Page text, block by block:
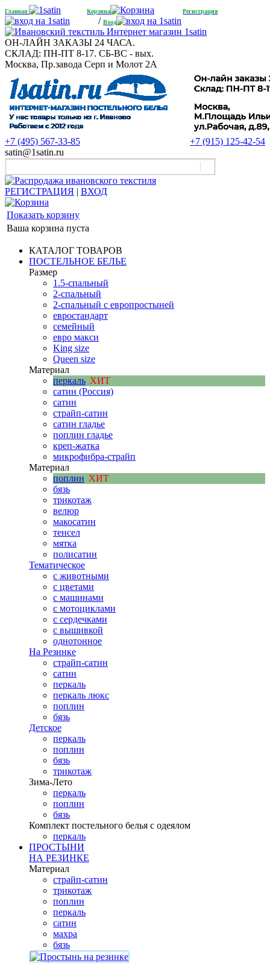
Главная Корзина Регистрация
/Вход
ОН-ЛАЙН ЗАКАЗЫ 24 ЧАСА.
СКЛАД: ПН-ПТ 8-17. СБ-ВС - вых.
Москва, Пр.завода Серп и Молот 2А
+7 (495) 567-33-85
+7 (915) 125-42-54
satin@1satin.ru
РЕГИСТРАЦИЯ | ВХОД
Показать корзину
Ваша корзина пуста
КАТАЛОГ ТОВАРОВ
ПОСТЕЛЬНОЕ БЕЛЬЕ
Размер
1.5-спальный
2-спальный
2-спальный с европростыней
евростандарт
семейный
евро макси
King size
Queen size
Материал
перкаль ХИТ
сатин (Россия)
сатин
страйп-сатин
сатин гладье
поплин гладье
креп-жатка
микрофибра-страйп
Материал
поплин ХИТ
бязь
трикотаж
велюр
макосатин
тенсел
мятка
полисатин
Тематическое
с животными
с цветами
с машинами
с мотоциклами
с сердечками
с вышивкой
однотонное
На Резинке
страйп-сатин
сатин
перкаль
перкаль люкс
поплин
бязь
Детское
перкаль
поплин
бязь
трикотаж
Зима-Лето
перкаль
поплин
бязь
Комплект постельного белья с одеялом
перкаль
ПРОСТЫНИ
НА РЕЗИНКЕ
Материал
страйп-сатин
трикотаж
поплин
перкаль
сатин
махра
бязь